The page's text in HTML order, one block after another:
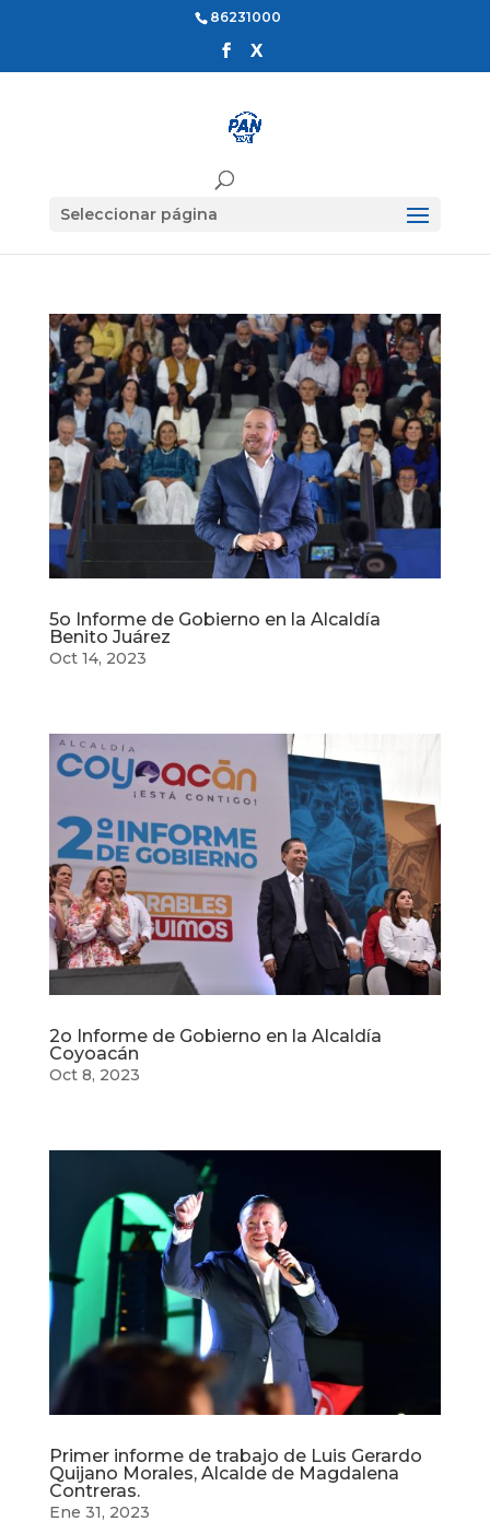
86231000
Seleccionar página
5o Informe de Gobierno en la Alcaldía
Benito Juárez
Oct 14, 2023
2o Informe de Gobierno en la Alcaldía
Coyoacán
Oct 8, 2023
Primer informe de trabajo de Luis Gerardo
Quijano Morales, Alcalde de Magdalena
Contreras.
Ene 31, 2023